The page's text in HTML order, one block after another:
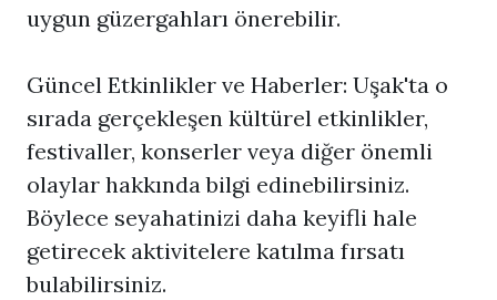
uygun güzergahları önerebilir.
Güncel Etkinlikler ve Haberler: Uşak'ta o
sırada gerçekleşen kültürel etkinlikler,
festivaller, konserler veya diğer önemli
olaylar hakkında bilgi edinebilirsiniz.
Böylece seyahatinizi daha keyifli hale
getirecek aktivitelere katılma fırsatı
bulabilirsiniz.